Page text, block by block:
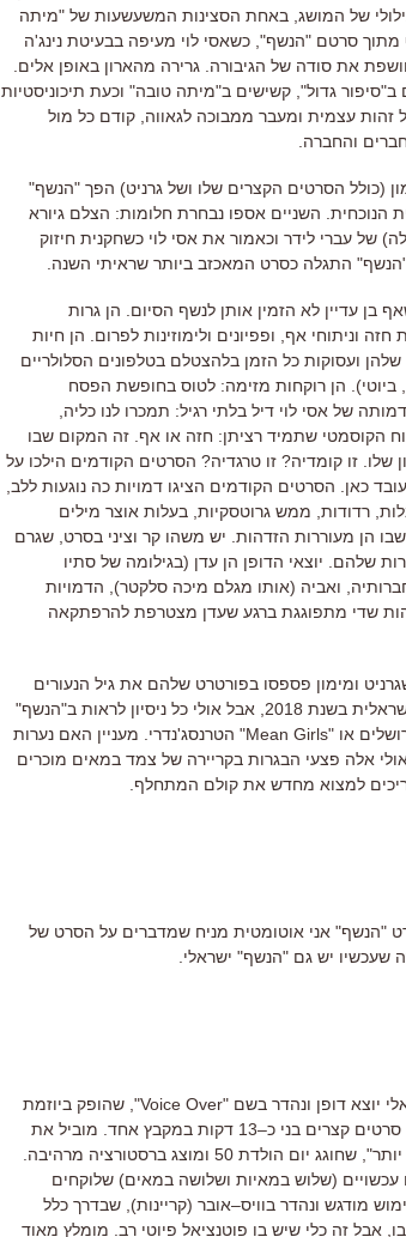
של המושג באחת הסצינות המשעשעות של "מיתה
מתוך סרטם "הנשף", כשאסי לוי מעיפה בבעיטת נינג'ה
את סודה של הגיבורה גרירה מהארון באופן אלים
ב"סיפור גדול", קשישים ב"מיתה טובה" וכעת תיכוניסטיות
עצמית ומעבר ממבוכה לגאווה קודם כל מול
והחברה
(כולל הסרטים הקצרים שלו ושל גרניט) הפך "הנשף"
הנוכחית השניים אספו נבחרת חלומות: הצלם גיורא
) של עברי לידר וכאמור את אסי לוי כשחקנית חיזוק
הנשף" התגלה כסרט המאכזב ביותר שראיתי השנה
בן עדיין לא הזמין אותן לנשף הסיום
הן גרות
חזה וניתוחי אף ופפיונים ולימוזינות לפרום
הן חיות
ועסוקות כל הזמן בלהצטלם בטלפונים הסלולריים
ביוטי). הן רוקחות מזימה: לטוס בחופשת הפסח
של אסי לוי דיל בלתי רגיל: תמכרו לנו כליה
הקוסמטי שתמיד רציתן: חזה או אף זה המקום שבו
שלו זו קומדיה? זו טרגדיה? הסרטים הקודמים הילכו על
כאן הסרטים הקודמים הציגו דמויות כה נוגעות ללב
רדודות ממש גרוטסקיות בעלות אוצר מילים
הן מעוררות הזדהות יש משהו קר וציני בסרט שגרם
שלהם
יוצאי הדופן הן עדן (בגילומה של סתיו
ואביה (אותו מגלם מיכה סלקטר), הדמויות
שדי מתפוגגת ברגע שעדן מצטרפת להרפתקאה
ומימון פספסו בפורטרט שלהם את גיל הנעורים
בשנת 2018 אבל אולי כל ניסיון לראות ב"הנשף"
או "
Mean Girls
" הטרנסג'נדרי
מעניין האם נערות
אלה פצעי הבגרות בקריירה של צמד במאים מוכרים
למצוא מחדש את קולם המתחלף
"הנשף" אני אוטומטית מניח שמדברים על הסרט של
יוצא דופן ונהדר בשם "
Voice Over
", שהופק ביוזמת
קצרים בני כ–
13 דקות במקבץ אחד מוביל את
", שחוגג יום הולדת 50 ומוצג ברסטורציה מרהיבה
עכשויים (שלוש במאיות ושלושה במאים) שלוקחים
מודגש ונהדר בוויס–אובר (קריינות), שבדרך כלל
אבל זה כלי שיש בו פוטנציאל פיוטי רב מומלץ מאוד